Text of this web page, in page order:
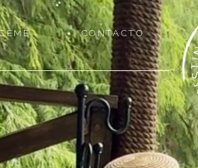
CONTACTO